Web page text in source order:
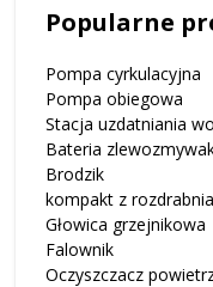
Popularne
Pompa cyrkulacyjna
Pompa obiegowa
Stacja uzdatniania
Bateria
Brodzik
kompakt z
Głowica grzejnikowa
Falownik
Oczyszczacz